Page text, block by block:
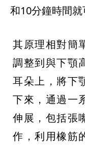
和10分鐘時間就
其原理相對簡
調整到與下顎
耳朵上，將下
下來，通過一
伸展，包括張
作，利用橡筋